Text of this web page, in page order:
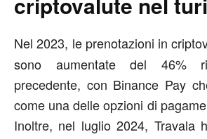
Nel 2023, le prenotazioni in
sono aumentate del 46%
precedente, con Binance Pay
come una delle opzioni di
Inoltre, nel luglio 2024, Travala